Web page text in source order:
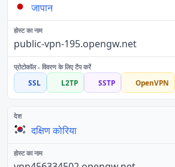
जापान
public-vpn-195.opengw.net
SSL L2TP SSTP OpenVPN
दक्षिण कोरिया